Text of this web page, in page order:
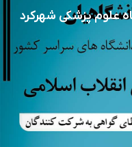
علوم پزشکی شهرکرد